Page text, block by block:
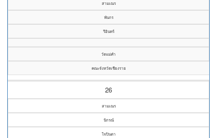
สามเณร
พันกร
รีอินทร์
วัดแม่คำ
คณะจังหวัดเชียงราย
26
สามเณร
นิกรณ์
ใจปินตา